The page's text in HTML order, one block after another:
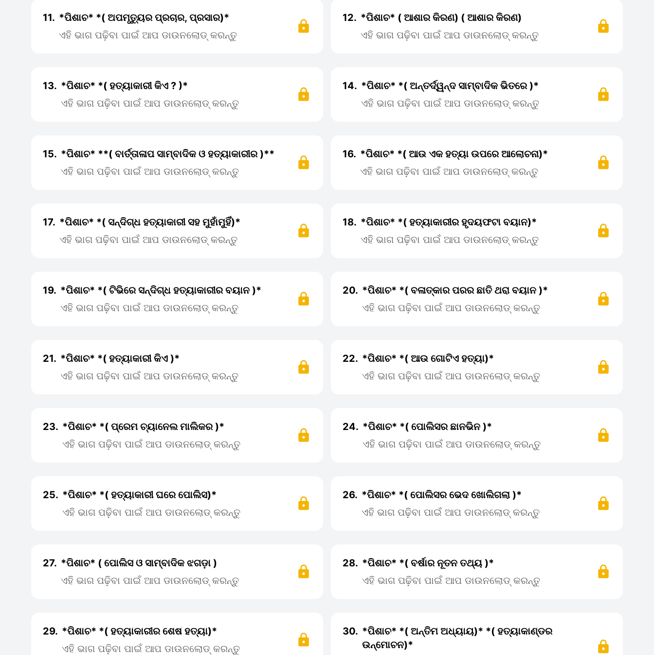
11. *ପିଶାଚ* *( ଅପମୃତ୍ୟୁର ପ୍ରଚାର, ପ୍ରସାର)*
ଏହି ଭାଗ ପଢ଼ିବା ପାଇଁ ଆପ ଡାଉନଲୋଡ୍ କରନ୍ତୁ
12. *ପିଶାଚ* ( ଆଶାର କିରଣ) ( ଆଶାର କିରଣ)
ଏହି ଭାଗ ପଢ଼ିବା ପାଇଁ ଆପ ଡାଉନଲୋଡ୍ କରନ୍ତୁ
13. *ପିଶାଚ* *( ହତ୍ୟାକାରୀ କିଏ ? )*
ଏହି ଭାଗ ପଢ଼ିବା ପାଇଁ ଆପ ଡାଉନଲୋଡ୍ କରନ୍ତୁ
14. *ପିଶାଚ* *( ଅନ୍ତର୍ଦ୍ୱନ୍ଦ ସାମ୍ବାଦିକ ଭିତରେ )*
ଏହି ଭାଗ ପଢ଼ିବା ପାଇଁ ଆପ ଡାଉନଲୋଡ୍ କରନ୍ତୁ
15. *ପିଶାଚ* **( ବାର୍ତ୍ତାଳାପ ସାମ୍ବାଦିକ ଓ ହତ୍ୟାକାରୀର )**
ଏହି ଭାଗ ପଢ଼ିବା ପାଇଁ ଆପ ଡାଉନଲୋଡ୍ କରନ୍ତୁ
16. *ପିଶାଚ* *( ଆଉ ଏକ ହତ୍ୟା ଉପରେ ଆଲୋଚନା)*
ଏହି ଭାଗ ପଢ଼ିବା ପାଇଁ ଆପ ଡାଉନଲୋଡ୍ କରନ୍ତୁ
17. *ପିଶାଚ* *( ସନ୍ଦିଗ୍ଧ ହତ୍ୟାକାରୀ ସହ ମୁହାଁମୁହିଁ)*
ଏହି ଭାଗ ପଢ଼ିବା ପାଇଁ ଆପ ଡାଉନଲୋଡ୍ କରନ୍ତୁ
18. *ପିଶାଚ* *( ହତ୍ୟାକାରୀର ହୃଦୟଫଟା ବୟାନ)*
ଏହି ଭାଗ ପଢ଼ିବା ପାଇଁ ଆପ ଡାଉନଲୋଡ୍ କରନ୍ତୁ
19. *ପିଶାଚ* *( ଟିଭିରେ ସନ୍ଦିଗ୍ଧ ହତ୍ୟାକାରୀର ବୟାନ )*
ଏହି ଭାଗ ପଢ଼ିବା ପାଇଁ ଆପ ଡାଉନଲୋଡ୍ କରନ୍ତୁ
20. *ପିଶାଚ* *( ବଳାତ୍କାର ପରର ଛାତି ଥରା ବୟାନ )*
ଏହି ଭାଗ ପଢ଼ିବା ପାଇଁ ଆପ ଡାଉନଲୋଡ୍ କରନ୍ତୁ
21. *ପିଶାଚ* *( ହତ୍ୟାକାରୀ କିଏ )*
ଏହି ଭାଗ ପଢ଼ିବା ପାଇଁ ଆପ ଡାଉନଲୋଡ୍ କରନ୍ତୁ
22. *ପିଶାଚ* *( ଆଉ ଗୋଟିଏ ହତ୍ୟା)*
ଏହି ଭାଗ ପଢ଼ିବା ପାଇଁ ଆପ ଡାଉନଲୋଡ୍ କରନ୍ତୁ
23. *ପିଶାଚ* *( ପ୍ରେମ ଚ୍ୟାନେଲ ମାଲିକର )*
ଏହି ଭାଗ ପଢ଼ିବା ପାଇଁ ଆପ ଡାଉନଲୋଡ୍ କରନ୍ତୁ
24. *ପିଶାଚ* *( ପୋଲିସର ଛାନଭିନ )*
ଏହି ଭାଗ ପଢ଼ିବା ପାଇଁ ଆପ ଡାଉନଲୋଡ୍ କରନ୍ତୁ
25. *ପିଶାଚ* *( ହତ୍ୟାକାରୀ ଘରେ ପୋଲିସ)*
ଏହି ଭାଗ ପଢ଼ିବା ପାଇଁ ଆପ ଡାଉନଲୋଡ୍ କରନ୍ତୁ
26. *ପିଶାଚ* *( ପୋଲିସର ଭେଦ ଖୋଲିଗଲା )*
ଏହି ଭାଗ ପଢ଼ିବା ପାଇଁ ଆପ ଡାଉନଲୋଡ୍ କରନ୍ତୁ
27. *ପିଶାଚ* ( ପୋଲିସ ଓ ସାମ୍ବାଦିକ ଝଗଡ଼ା )
ଏହି ଭାଗ ପଢ଼ିବା ପାଇଁ ଆପ ଡାଉନଲୋଡ୍ କରନ୍ତୁ
28. *ପିଶାଚ* *( ବର୍ଷାର ନୂତନ ତଥ୍ୟ )*
ଏହି ଭାଗ ପଢ଼ିବା ପାଇଁ ଆପ ଡାଉନଲୋଡ୍ କରନ୍ତୁ
29. *ପିଶାଚ* *( ହତ୍ୟାକାରୀର ଶେଷ ହତ୍ୟା)*
ଏହି ଭାଗ ପଢ଼ିବା ପାଇଁ ଆପ ଡାଉନଲୋଡ୍ କରନ୍ତୁ
30. *ପିଶାଚ* *( ଅନ୍ତିମ ଅଧ୍ୟାୟ)* *( ହତ୍ୟାକାଣ୍ଡର
ଉନ୍ମୋଚନ)*